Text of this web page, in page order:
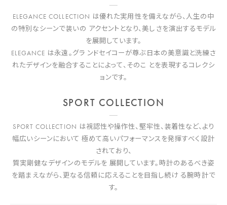
ELEGANCE COLLECTION は優れた実用性を備えながら、人生の中
の特別なシーンで装いの アクセントとなり、美しさを演出するモデル
を展開しています。
ELEGANCE は永遠。グラ ンドセイコーが尊ぶ日本の美意識と洗練さ
れたデザインを融合することによって、そのこ とを表現するコレクシ
ョンです。
SPORT COLLECTION
SPORT COLLECTION は視認性や操作性、堅牢性、装着性など、より
幅広いシーンにおいて 極めて高いパフォーマンスを発揮すべく設計
されており、
質実剛健なデザインのモデルを 展開しています。時計のあるべき姿
を踏まえながら、更なる信頼に応えることを目指し続け る腕時計で
す。